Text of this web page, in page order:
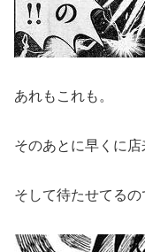
あれもこれも。
そのあとに早くに店
そして待たせてるの